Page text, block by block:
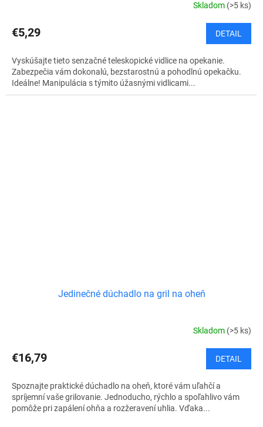
Skladom (>5 ks)
€5,29 DETAIL
Vyskúšajte tieto senzačné teleskopické vidlice na opekanie.
Zabezpečia vám dokonalú, bezstarostnú a pohodlnú opekačku.
Ideálne! Manipulácia s týmito úžasnými vidlicami...
Jedinečné dúchadlo na gril na oheň
Skladom (>5 ks)
€16,79 DETAIL
Spoznajte praktické dúchadlo na oheň, ktoré vám uľahčí a
spríjemní vaše grilovanie. Jednoducho, rýchlo a spoľahlivo vám
pomôže pri zapálení ohňa a rozžeravení uhlia. Vďaka...